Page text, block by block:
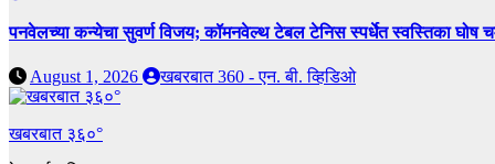
पनवेलच्या कन्येचा सुवर्ण विजय; कॉमनवेल्थ टेबल टेनिस स्पर्धेत स्वस्तिका घोष
August 1, 2026 खबरबात 360 - एन. बी. व्हिडिओ
खबरबात ३६०°